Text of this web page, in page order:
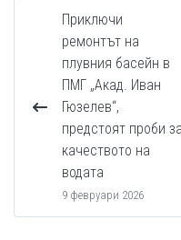
Приключи
ремонтът на
плувния басейн в
ПМГ „Акад. Иван
Гюзелев“,
предстоят проби за
качеството на
водата
9 февруари 2026